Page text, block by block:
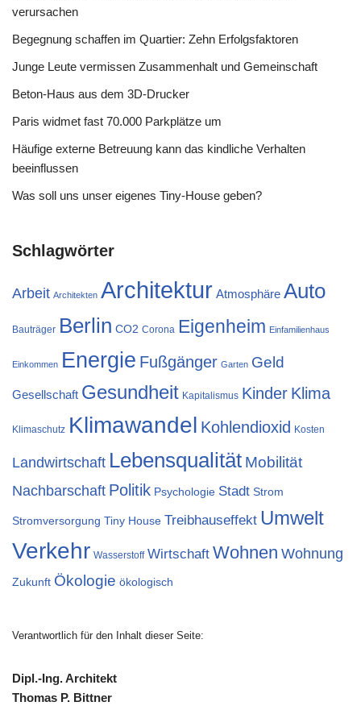
verursachen
Begegnung schaffen im Quartier: Zehn Erfolgsfaktoren
Junge Leute vermissen Zusammenhalt und Gemeinschaft
Beton-Haus aus dem 3D-Drucker
Paris widmet fast 70.000 Parkplätze um
Häufige externe Betreuung kann das kindliche Verhalten
beeinflussen
Was soll uns unser eigenes Tiny-House geben?
Schlagwörter
Arbeit Architekten Architektur Atmosphäre Auto
Bauträger Berlin CO2 Corona Eigenheim Einfamilienhaus
Einkommen Energie Fußgänger Garten Geld
Gesellschaft Gesundheit Kapitalismus Kinder Klima
Klimaschutz Klimawandel Kohlendioxid Kosten
Landwirtschaft Lebensqualität Mobilität
Nachbarschaft Politik Psychologie Stadt Strom
Stromversorgung Tiny House Treibhauseffekt Umwelt
Verkehr Wasserstoff Wirtschaft Wohnen Wohnung
Zukunft Ökologie ökologisch
Verantwortlich für den Inhalt dieser Seite:
Dipl.-Ing. Architekt
Thomas P. Bittner